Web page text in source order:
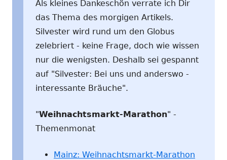
Als kleines Dankeschön verrate ich Dir
das Thema des morgigen Artikels.
Silvester wird rund um den Globus
zelebriert - keine Frage, doch wie wissen
nur die wenigsten. Deshalb sei gespannt
auf "Silvester: Bei uns und anderswo -
interessante Bräuche".
"Weihnachtsmarkt-Marathon" -
Themenmonat
Mainz: Weihnachtsmarkt-Marathon